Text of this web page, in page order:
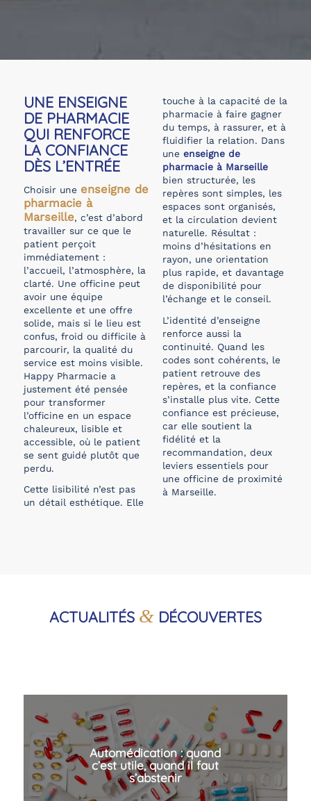
UNE ENSEIGNE
DE PHARMACIE
QUI RENFORCE
LA CONFIANCE
DÈS L’ENTRÉE
Choisir une enseigne de
pharmacie à
Marseille, c’est d’abord
travailler sur ce que le
patient perçoit
immédiatement :
l’accueil, l’atmosphère, la
clarté. Une officine peut
avoir une équipe
excellente et une offre
solide, mais si le lieu est
confus, froid ou difficile à
parcourir, la qualité du
service est moins visible.
Happy Pharmacie a
justement été pensée
pour transformer
l’officine en un espace
chaleureux, lisible et
accessible, où le patient
se sent guidé plutôt que
perdu.
Cette lisibilité n’est pas
un détail esthétique. Elle
touche à la capacité de la
pharmacie à faire gagner
du temps, à rassurer, et à
fluidifier la relation. Dans
une enseigne de
pharmacie à Marseille
bien structurée, les
repères sont simples, les
espaces sont organisés,
et la circulation devient
naturelle. Résultat :
moins d’hésitations en
rayon, une orientation
plus rapide, et davantage
de disponibilité pour
l’échange et le conseil.
L’identité d’enseigne
renforce aussi la
continuité. Quand les
codes sont cohérents, le
patient retrouve des
repères, et la confiance
s’installe plus vite. Cette
confiance est précieuse,
car elle soutient la
fidélité et la
recommandation, deux
leviers essentiels pour
une officine de proximité
à Marseille.
ACTUALITÉS &DÉCOUVERTES
Peau et soleil : protéger sa
peau sans idées reçues